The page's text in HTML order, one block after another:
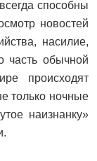
способны
новостей
насилие,
часть обычной
происходят
только ночные
наизнанку»